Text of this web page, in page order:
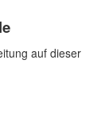
auf dieser